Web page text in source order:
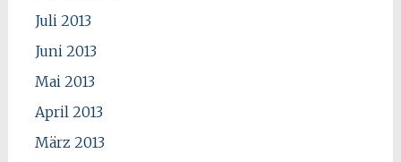
Juli 2013
Juni 2013
Mai 2013
April 2013
März 2013